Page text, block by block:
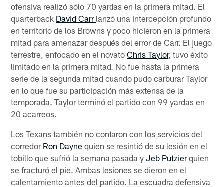
ofensiva realizó sólo 70 yardas en la primera mitad. El
quarterback David Carr lanzó una intercepción profundo
en territorio de los Browns y poco hicieron en la primera
mitad para amenazar después del error de Carr. El juego
terrestre, enfocado en el novatoChris Taylor, tuvo éxito
limitado en la primera mitad. No fue hasta la primera
serie de la segunda mitad cuando pudo carburar Taylor
en lo que fue su participación más extensa de la
temporada. Taylor terminó el partido con 99 yardas en
20 acarreos.
Los Texans también no contaron con los servicios del
corredor Ron Daynequien se resintió de su lesión en el
tobillo que sufrió la semana pasada yJeb Putzierquien
se fracturó el pie. Ambas lesiones se dieron en el
calentamiento antes del partido. La escuadra defensiva